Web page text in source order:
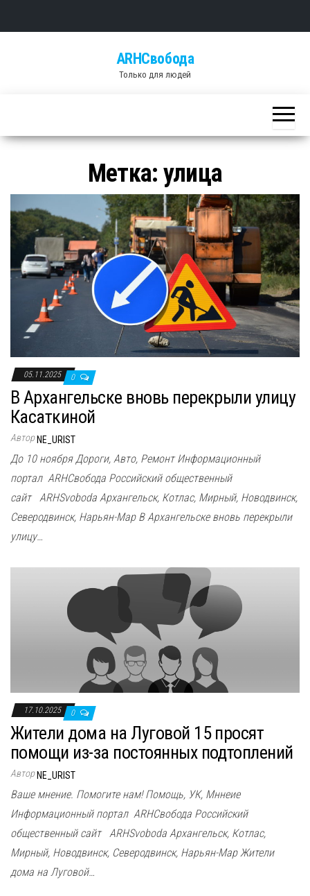
ARHСвобода
Только для людей
Метка: улица
05.11.2025 0
В Архангельске вновь перекрыли улицу
Касаткиной
Автор NE_URIST
До 10 ноября Дороги, Авто, Ремонт Информационный
портал ARHСвобода Российский общественный
сайт ARHSvoboda Архангельск, Котлас, Мирный, Новодвинск,
Северодвинск, Нарьян-Мар В Архангельске вновь перекрыли
улицу…
17.10.2025 0
Жители дома на Луговой 15 просят
помощи из-за постоянных подтоплений
Автор NE_URIST
Ваше мнение. Помогите нам! Помощь, УК, Мннеие
Информационный портал ARHСвобода Российский
общественный сайт ARHSvoboda Архангельск, Котлас,
Мирный, Новодвинск, Северодвинск, Нарьян-Мар Жители
дома на Луговой…